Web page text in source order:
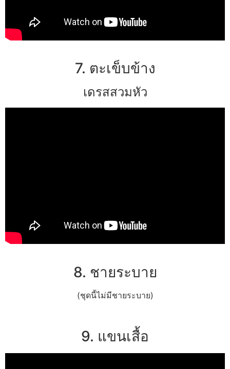
7. ตะเข็บข้าง
เดรสสวมหัว
8. ชายระบาย
(ชุดนี้ไม่มีชายระบาย)
9. แขนเสื้อ